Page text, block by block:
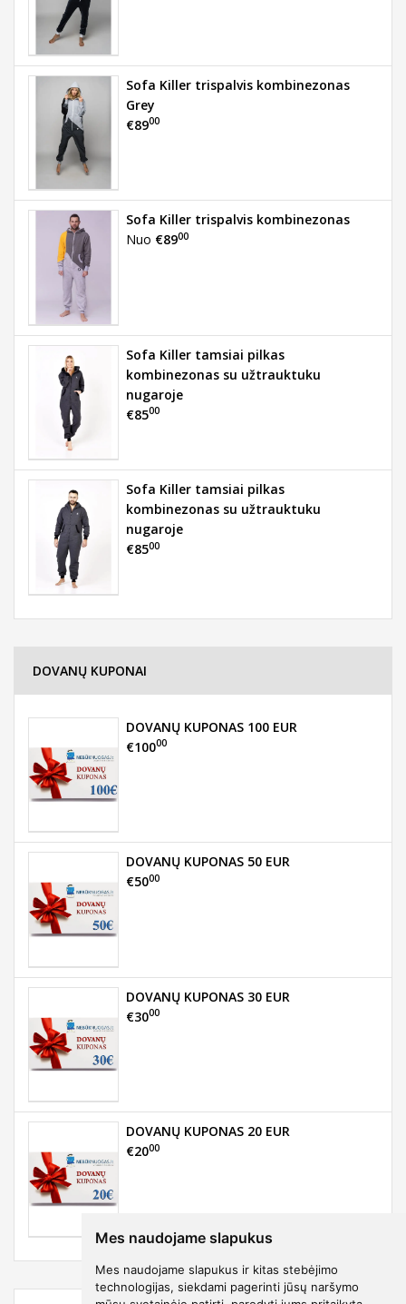
Mes naudojame slapukus
Mes naudojame slapukus ir kitas stebėjimo
technologijas, siekdami pagerinti jūsų naršymo
Sofa Killer trispalvis kombinezonas
Grey
€8900
Sofa Killer trispalvis kombinezonas
Nuo €8900
Sofa Killer tamsiai pilkas
kombinezonas su užtrauktuku
nugaroje
€8500
Sofa Killer tamsiai pilkas
kombinezonas su užtrauktuku
nugaroje
€8500
DOVANŲ KUPONAI
DOVANŲ KUPONAS 100 EUR
€10000
DOVANŲ KUPONAS 50 EUR
€5000
DOVANŲ KUPONAS 30 EUR
€3000
DOVANŲ KUPONAS 20 EUR
€2000